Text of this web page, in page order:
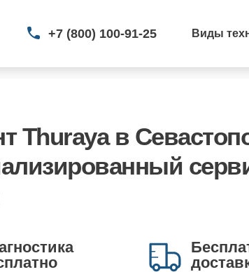
+7 (800) 100-91-25 Виды
Thuraya в